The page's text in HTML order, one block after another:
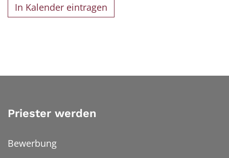
In Kalender eintragen
Priester werden
Bewerbung